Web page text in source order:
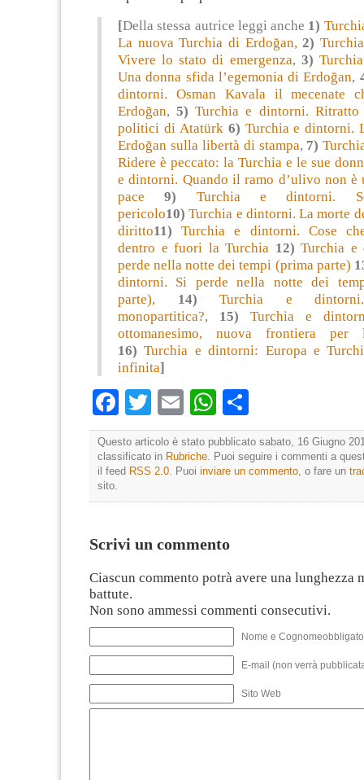
[Della stessa autrice leggi anche 1)
La nuova Turchia di Erdoğan, 2)
Vivere lo stato di emergenza, 3)
Una donna sfida l’egemonia di Erdoğan,
dintorni. Osman Kavala il mecenate
Erdoğan,5) Turchia e dintorni.
politici di Atatürk 6) Turchia e dintorni.
Erdoğan sulla libertà di stampa, 7)
Ridere è peccato: la Turchia e le sue
e dintorni. Quando il ramo d’ulivo non è
pace
9) Turchia e dintorni.
pericolo10)Turchia e dintorni. La morte
diritto11)
Turchia e dintorni. Cose
dentro e fuori la Turchia 12) Turchia e
perde nella notte dei tempi (prima parte)
dintorni. Si perde nella notte dei
parte), 14)Turchia e
monopartitica?, 15)
Turchia e
ottomanesimo, nuova frontiera per
16)Turchia e dintorni: Europa e
infinita]
Facebook
TwitterEmailWhatsApp
Questo articolo è stato pubblicato sabato, 16 Giugno
classificato in Rubriche . Puoi seguire i commenti a
il feed RSS 2.0 . Puoi inviare un commento , o fare un
sito.
Scrivi un commento
Ciascun commento potrà avere una lunghezza
battute.
Non sono ammessi commenti consecutivi.
Nome e
E-mail (non verrà
Sito Web